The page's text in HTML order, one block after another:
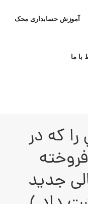
آموزش حسابداری محک
با ما
را که در
جديد